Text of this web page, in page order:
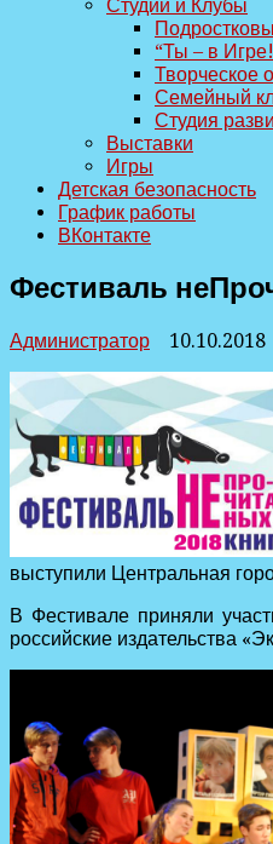
Студии и Клубы
“Ты – в
Творческое
Семейный
Студия
Выставки
Игры
Детская безопасность
График работы
ВКонтакте
Фестиваль
Администратор 10.10.2018
выступили Центральная
В Фестивале приняли
российские издательства